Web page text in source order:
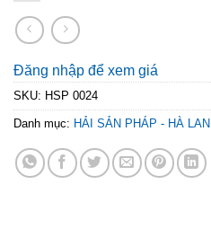
Đăng nhập để xem giá
SKU: HSP 0024
Danh mục: HẢI SẢN PHÁP - HÀ LAN